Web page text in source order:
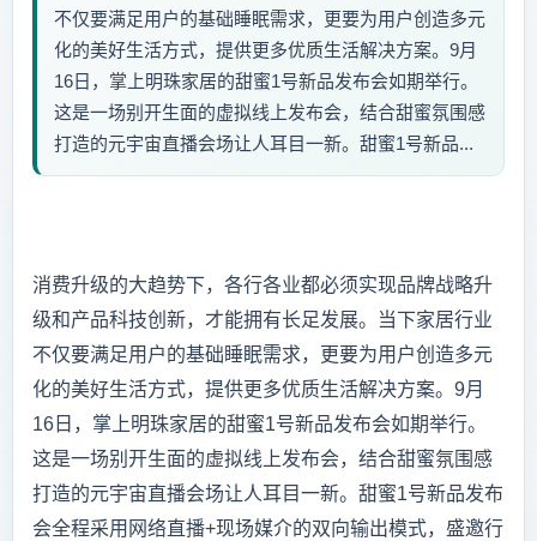
不仅要满足用户的基础睡眠需求，更要为用户创造多元
化的美好生活方式，提供更多优质生活解决方案。9月
16日，掌上明珠家居的甜蜜1号新品发布会如期举行。
这是一场别开生面的虚拟线上发布会，结合甜蜜氛围感
打造的元宇宙直播会场让人耳目一新。甜蜜1号新品...
消费升级的大趋势下，各行各业都必须实现品牌战略升
级和产品科技创新，才能拥有长足发展。当下家居行业
不仅要满足用户的基础睡眠需求，更要为用户创造多元
化的美好生活方式，提供更多优质生活解决方案。9月
16日，掌上明珠家居的甜蜜1号新品发布会如期举行。
这是一场别开生面的虚拟线上发布会，结合甜蜜氛围感
打造的元宇宙直播会场让人耳目一新。甜蜜1号新品发布
会全程采用网络直播+现场媒介的双向输出模式，盛邀行